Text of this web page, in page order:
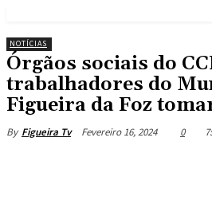
NOTÍCIAS
Órgãos sociais do
trabalhadores do
Figueira da Foz
By Figueira Tv Fevereiro 16, 2024 0